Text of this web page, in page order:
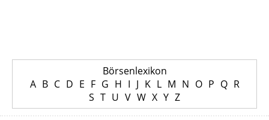
Börsenlexikon
A B C D E F G H I J K L M N O P Q R
S T U V W X Y Z